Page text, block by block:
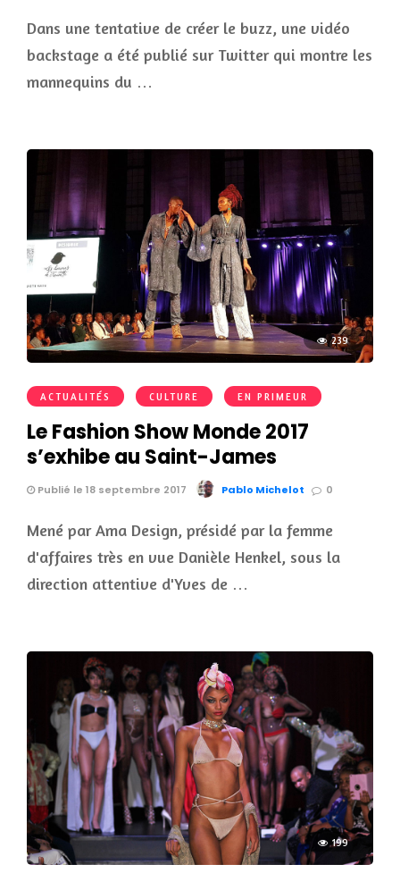
Dans une tentative de créer le buzz, une vidéo
backstage a été publié sur Twitter qui montre les
mannequins du …
239
ACTUALITÉS CULTURE EN PRIMEUR
Le Fashion Show Monde 2017
s’exhibe au Saint-James
Publié le 18 septembre 2017 Pablo Michelot 0
Mené par Ama Design, présidé par la femme
d'affaires très en vue Danièle Henkel, sous la
direction attentive d'Yves de …
199